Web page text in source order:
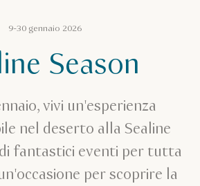
9-30 gennaio 2026
Season
vivi un'esperienza
nel deserto alla Sealine
di fantastici eventi per tutta
per scoprire la